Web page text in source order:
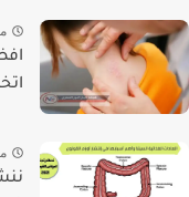
منذ 4 سنة
منذ 4 سنة
ننشر